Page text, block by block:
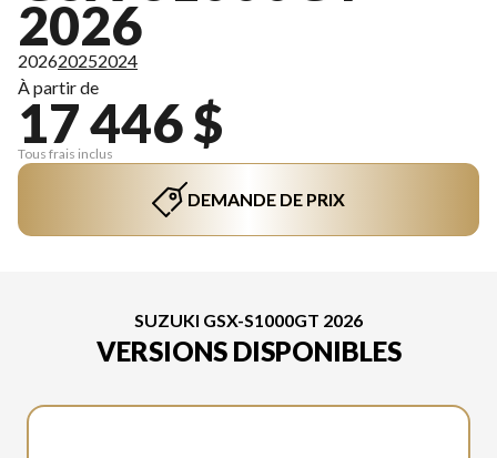
2026
202620252024
À partir de
17 446 $
Tous frais inclus
DEMANDE DE PRIX
SUZUKI GSX-S1000GT 2026
VERSIONS DISPONIBLES